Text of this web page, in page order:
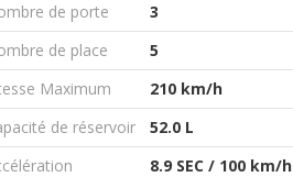
de porte
3
de place
5
Maximum
210 km/h
de réservoir
52.0 L
8.9 SEC / 100 km/h